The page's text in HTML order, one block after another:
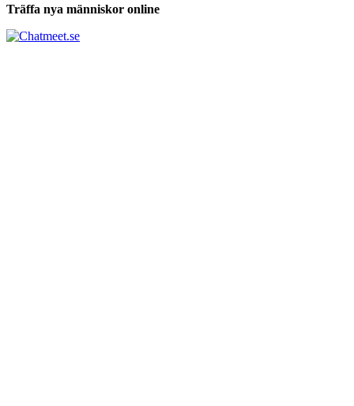
Träffa nya människor online